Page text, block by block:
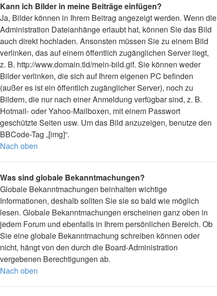
Kann ich Bilder in meine Beiträge einfügen?
Ja, Bilder können in Ihrem Beitrag angezeigt werden. Wenn die
Administration Dateianhänge erlaubt hat, können Sie das Bild
auch direkt hochladen. Ansonsten müssen Sie zu einem Bild
verlinken, das auf einem öffentlich zugänglichen Server liegt,
z. B. http://www.domain.tld/mein-bild.gif. Sie können weder
Bilder verlinken, die sich auf Ihrem eigenen PC befinden
(außer es ist ein öffentlich zugänglicher Server), noch zu
Bildern, die nur nach einer Anmeldung verfügbar sind, z. B.
Hotmail- oder Yahoo-Mailboxen, mit einem Passwort
geschützte Seiten usw. Um das Bild anzuzeigen, benutze den
BBCode-Tag „[img]“.
Nach oben
Was sind globale Bekanntmachungen?
Globale Bekanntmachungen beinhalten wichtige
Informationen, deshalb sollten Sie sie so bald wie möglich
lesen. Globale Bekanntmachungen erscheinen ganz oben in
jedem Forum und ebenfalls in Ihrem persönlichen Bereich. Ob
Sie eine globale Bekanntmachung schreiben können oder
nicht, hängt von den durch die Board-Administration
vergebenen Berechtigungen ab.
Nach oben